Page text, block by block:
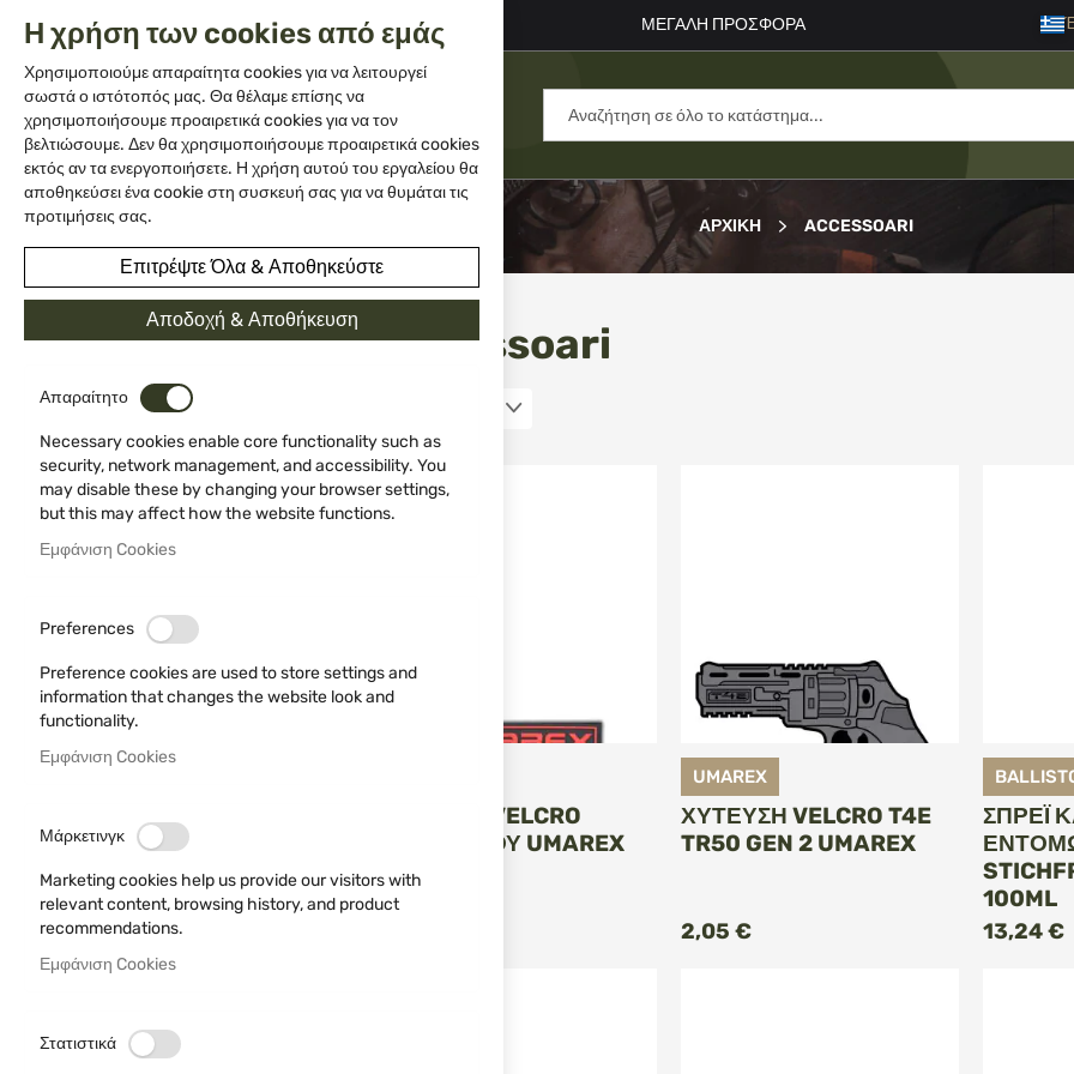
+359 2 983 5014 office@isd-bg.com
Μετάβαση
περιεχόμενο
ΜΕΓΑΛΗ ΠΡΟΣΦΟΡΑ
ΑΡΧΙΚΉ ACCESSOARI
Accessoari
ΧΎΤΕΥΣΗ VELCRO
ΛΟΓΌΤΥΠΟΥ UMAREX
UMAREX
ΧΎΤΕΥΣΗ VELCRO T4E
TR50 GEN 2 UMAREX
2,05 €
ΣΠΡΈΙ
100ML
13,24 €
ΚΑΤΗΓΟΡΊΑ
Σπρέι και παρασκευάσματα για το
Αναμνηστικά
Θερμαντήρες
Droogie
0,00 € 342,99 €
ΧΡΏΜΑ
Зелен 2
Черен 2
Camouflage 1
МАТЕРИАЛ
Η χρήση των cookies από εμάς
Χρησιμοποιούμε απαραίτητα cookies για να λειτουργεί
σωστά ο ιστότοπός μας. Θα θέλαμε επίσης να
χρησιμοποιήσουμε προαιρετικά cookies για να τον
βελτιώσουμε. Δεν θα χρησιμοποιήσουμε προαιρετικά cookies
εκτός αν τα ενεργοποιήσετε. Η χρήση αυτού του εργαλείου θα
αποθηκεύσει ένα cookie στη συσκευή σας για να θυμάται τις
προτιμήσεις σας.
Επιτρέψτε Όλα & Αποθηκεύστε
Αποδοχή & Αποθήκευση
Απαραίτητο
Necessary cookies enable core functionality such as
security, network management, and accessibility. You
may disable these by changing your browser settings,
but this may affect how the website functions.
Εμφάνιση Cookies
Preferences
Preference cookies are used to store settings and
information that changes the website look and
functionality.
Εμφάνιση Cookies
Μάρκετινγκ
Marketing cookies help us provide our visitors with
relevant content, browsing history, and product
recommendations.
Εμφάνιση Cookies
Στατιστικά